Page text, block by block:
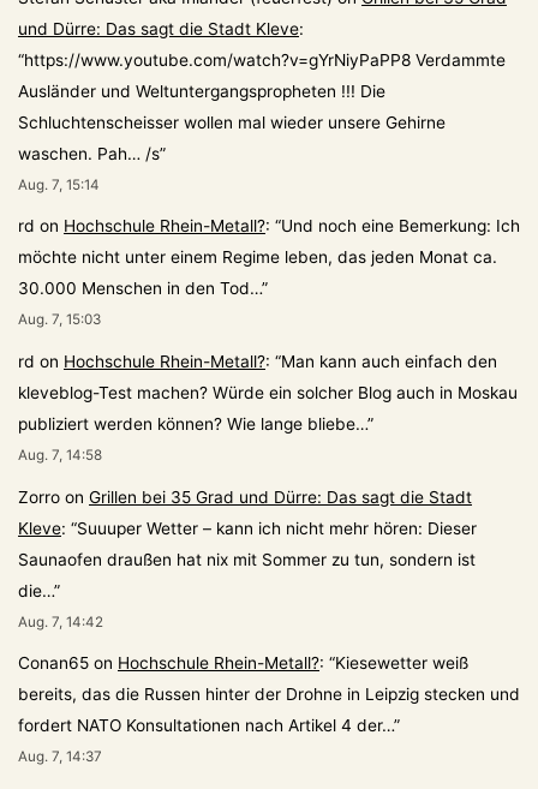
und Dürre: Das sagt die Stadt Kleve:
“https://www.youtube.com/watch?v=gYrNiyPaPP8 Verdammte
Ausländer und Weltuntergangspropheten !!! Die
Schluchtenscheisser wollen mal wieder unsere Gehirne
waschen. Pah… /s”
Aug. 7, 15:14
rd on Hochschule Rhein-Metall?: “Und noch eine Bemerkung: Ich
möchte nicht unter einem Regime leben, das jeden Monat ca.
30.000 Menschen in den Tod…”
Aug. 7, 15:03
rd on Hochschule Rhein-Metall?: “Man kann auch einfach den
kleveblog-Test machen? Würde ein solcher Blog auch in Moskau
publiziert werden können? Wie lange bliebe…”
Aug. 7, 14:58
Zorro on Grillen bei 35 Grad und Dürre: Das sagt die Stadt
Kleve: “Suuuper Wetter – kann ich nicht mehr hören: Dieser
Saunaofen draußen hat nix mit Sommer zu tun, sondern ist
die…”
Aug. 7, 14:42
Conan65 on Hochschule Rhein-Metall?: “Kiesewetter weiß
bereits, das die Russen hinter der Drohne in Leipzig stecken und
fordert NATO Konsultationen nach Artikel 4 der…”
Aug. 7, 14:37